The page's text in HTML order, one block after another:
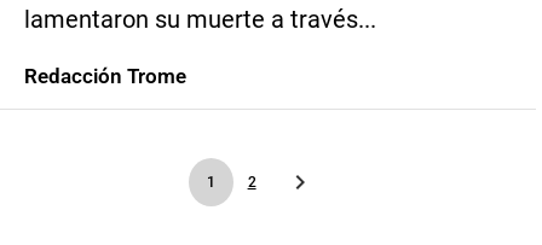
lamentaron su muerte a través...
Redacción Trome
1 2